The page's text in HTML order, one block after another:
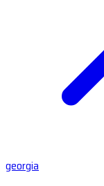
georgia